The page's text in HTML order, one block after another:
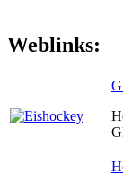
Weblinks: